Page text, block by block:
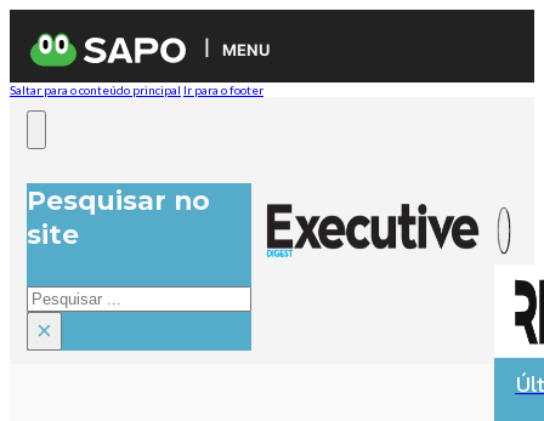
MENU
Saltar para o conteúdo principal Ir para o footer
Pesquisar no
site
Pesquisar
×